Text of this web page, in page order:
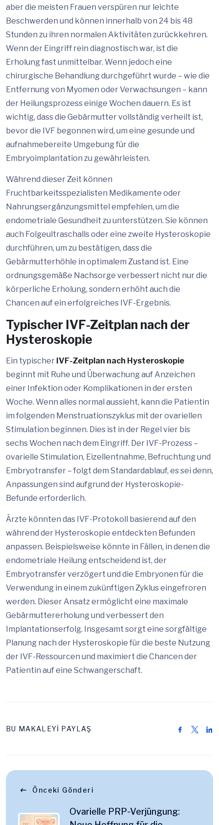
aber die meisten Frauen verspüren nur leichte
Beschwerden und können innerhalb von 24 bis 48
Stunden zu ihren normalen Aktivitäten zurückkehren.
Wenn der Eingriff rein diagnostisch war, ist die
Erholung fast unmittelbar. Wenn jedoch eine
chirurgische Behandlung durchgeführt wurde – wie die
Entfernung von Myomen oder Verwachsungen – kann
der Heilungsprozess einige Wochen dauern. Es ist
wichtig, dass die Gebärmutter vollständig verheilt ist,
bevor die IVF begonnen wird, um eine gesunde und
aufnahmebereite Umgebung für die
Embryoimplantation zu gewährleisten.
Während dieser Zeit können
Fruchtbarkeitsspezialisten Medikamente oder
Nahrungsergänzungsmittel empfehlen, um die
endometriale Gesundheit zu unterstützen. Sie können
auch Folgeultraschalls oder eine zweite Hysteroskopie
durchführen, um zu bestätigen, dass die
Gebärmutterhöhle in optimalem Zustand ist. Eine
ordnungsgemäße Nachsorge verbessert nicht nur die
körperliche Erholung, sondern erhöht auch die
Chancen auf ein erfolgreiches IVF-Ergebnis.
Typischer IVF-Zeitplan nach der
Hysteroskopie
Ein typischer IVF-Zeitplan nach Hysteroskopie
beginnt mit Ruhe und Überwachung auf Anzeichen
einer Infektion oder Komplikationen in der ersten
Woche. Wenn alles normal aussieht, kann die Patientin
im folgenden Menstruationszyklus mit der ovariellen
Stimulation beginnen. Dies ist in der Regel vier bis
sechs Wochen nach dem Eingriff. Der IVF-Prozess –
ovarielle Stimulation, Eizellentnahme, Befruchtung und
Embryotransfer – folgt dem Standardablauf, es sei denn,
Anpassungen sind aufgrund der Hysteroskopie-
Befunde erforderlich.
Ärzte könnten das IVF-Protokoll basierend auf den
während der Hysteroskopie entdeckten Befunden
anpassen. Beispielsweise könnte in Fällen, in denen die
endometriale Heilung entscheidend ist, der
Embryotransfer verzögert und die Embryonen für die
Verwendung in einem zukünftigen Zyklus eingefroren
werden. Dieser Ansatz ermöglicht eine maximale
Gebärmuttererholung und verbessert den
Implantationserfolg. Insgesamt sorgt eine sorgfältige
Planung nach der Hysteroskopie für die beste Nutzung
der IVF-Ressourcen und maximiert die Chancen der
Patientin auf eine Schwangerschaft.
BU MAKALEYİ PAYLAŞ
Önceki Gönderi
Ovarielle PRP-Verjüngung: